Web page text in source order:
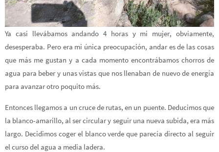
Ya casi llevábamos andando 4 horas y mi mujer, obviamente,
desesperaba. Pero era mi única preocupación, andar es de las cosas
que más me gustan y a cada momento encontrábamos chorros de
agua para beber y unas vistas que nos llenaban de nuevo de energía
para avanzar otro poquito más.
Entonces llegamos a un cruce de rutas, en un puente. Deducimos que
la blanco-amarillo, al ser circular y seguir una nueva subida, era más
largo. Decidimos coger el blanco verde que parecía directo al seguir
el curso del agua a media ladera.